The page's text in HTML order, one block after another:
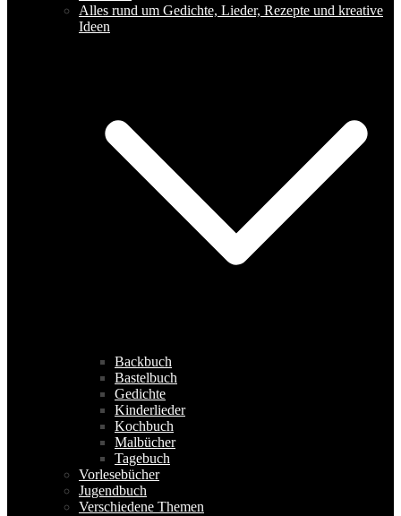
Alles rund um Gedichte, Lieder, Rezepte und kreative
Ideen
Backbuch
Bastelbuch
Gedichte
Kinderlieder
Kochbuch
Malbücher
Tagebuch
Vorlesebücher
Jugendbuch
Verschiedene Themen